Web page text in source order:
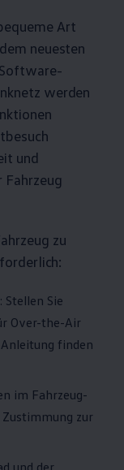
Art
neuesten
werden
und
zu
Sie
Over-the-Air
finden
im Fahrzeug-
zur
und der